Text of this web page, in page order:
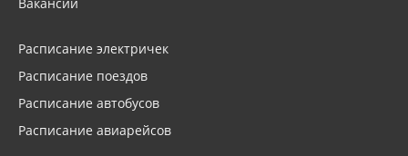
Расписание электричек
Расписание поездов
Расписание автобусов
Расписание авиарейсов